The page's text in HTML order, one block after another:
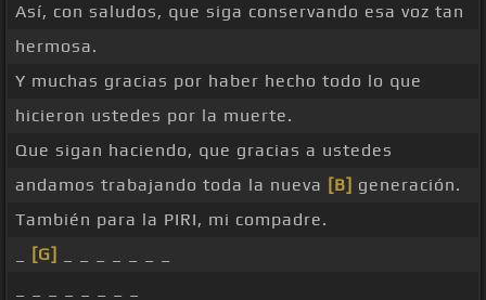
Así, con saludos, que siga conservando esa voz tan
hermosa.
Y muchas gracias por haber hecho todo lo que
hicieron ustedes por la muerte.
Que sigan haciendo, que gracias a ustedes
andamos trabajando toda la nueva [B] generación.
También para la PIRI, mi compadre.
[G]